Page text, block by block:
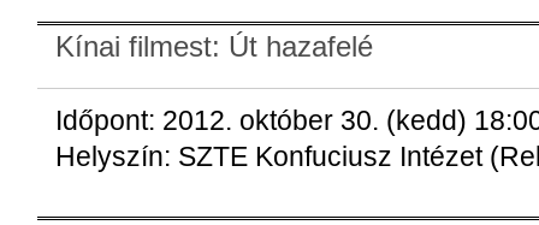
Kínai filmest: Út hazafelé
Időpont: 2012. október 30. (kedd)
Helyszín: SZTE Konfuciusz Intézet